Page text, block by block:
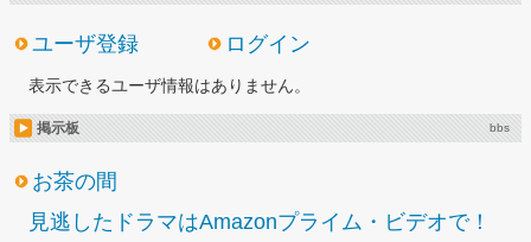
ユーザ登録 ログイン
表示できるユーザ情報はありません。
掲示板 bbs
お茶の間
見逃したドラマはAmazonプライム・ビデオで！